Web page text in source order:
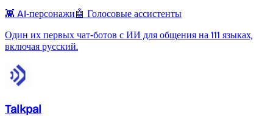
👾 AI-персонажи🤖 Голосовые ассистенты
Один их первых чат-ботов с ИИ для общения на 111 языках,
включая русский.
Talkpal